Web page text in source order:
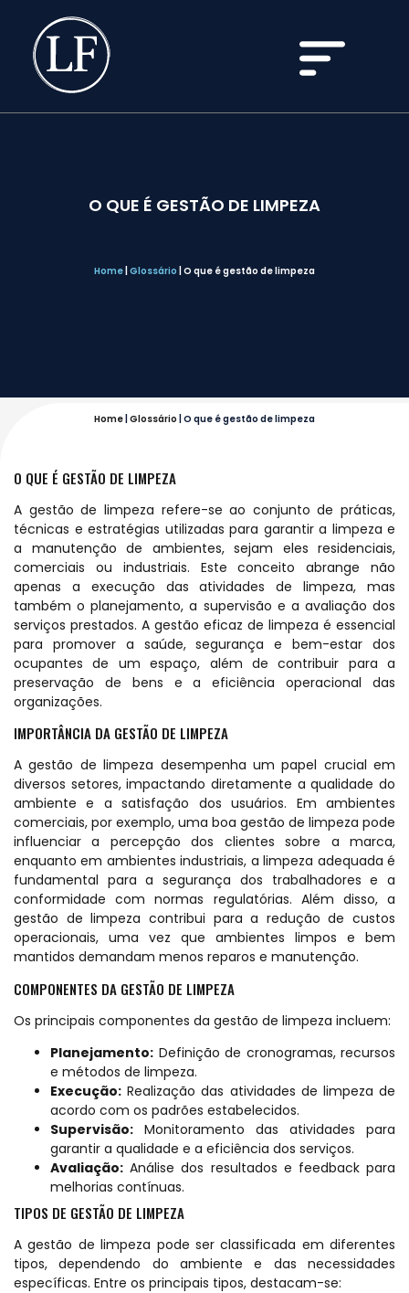
O QUE É GESTÃO DE LIMPEZA
Home Glossário O que é gestão de limpeza
Home Glossário O que é gestão de limpeza
O QUE É GESTÃO DE LIMPEZA
A gestão de limpeza refere-se ao conjunto de práticas,
técnicas e estratégias utilizadas para garantir a limpeza e
a manutenção de ambientes, sejam eles residenciais,
comerciais ou industriais. Este conceito abrange não
apenas a execução das atividades de limpeza, mas
também o planejamento, a supervisão e a avaliação dos
serviços prestados. A gestão eficaz de limpeza é essencial
para promover a saúde, segurança e bem-estar dos
ocupantes de um espaço, além de contribuir para a
preservação de bens e a eficiência operacional das
organizações.
IMPORTÂNCIA DA GESTÃO DE LIMPEZA
A gestão de limpeza desempenha um papel crucial em
diversos setores, impactando diretamente a qualidade do
ambiente e a satisfação dos usuários. Em ambientes
comerciais, por exemplo, uma boa gestão de limpeza pode
influenciar a percepção dos clientes sobre a marca,
enquanto em ambientes industriais, a limpeza adequada é
fundamental para a segurança dos trabalhadores e a
conformidade com normas regulatórias. Além disso, a
gestão de limpeza contribui para a redução de custos
operacionais, uma vez que ambientes limpos e bem
mantidos demandam menos reparos e manutenção.
COMPONENTES DA GESTÃO DE LIMPEZA
Os principais componentes da gestão de limpeza incluem:
Planejamento: Definição de cronogramas, recursos
e métodos de limpeza.
Execução: Realização das atividades de limpeza de
acordo com os padrões estabelecidos.
Supervisão: Monitoramento das atividades para
garantir a qualidade e a eficiência dos serviços.
Avaliação: Análise dos resultados e feedback para
melhorias contínuas.
TIPOS DE GESTÃO DE LIMPEZA
A gestão de limpeza pode ser classificada em diferentes
tipos, dependendo do ambiente e das necessidades
específicas. Entre os principais tipos, destacam-se: